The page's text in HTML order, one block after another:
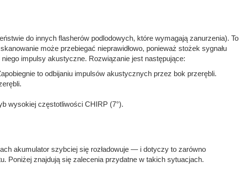
do innych flasherów podlodowych, które wymagają zanurzenia). To
może przebiegać nieprawidłowo, ponieważ stożek sygnału
impulsy akustyczne. Rozwiązanie jest następujące:
to odbijaniu impulsów akustycznych przez bok przerębli.
wysokiej częstotliwości CHIRP (7°).
akumulator szybciej się rozładowuje — i dotyczy to zarówno
Poniżej znajdują się zalecenia przydatne w takich sytuacjach.